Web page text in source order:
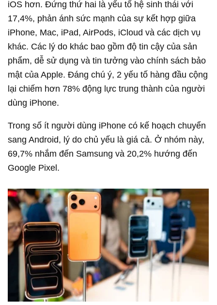
iOS hơn. Đứng thứ hai là yếu tố hệ sinh thái với
17,4%, phản ánh sức mạnh của sự kết hợp giữa
iPhone, Mac, iPad, AirPods, iCloud và các dịch vụ
khác. Các lý do khác bao gồm độ tin cậy của sản
phẩm, dễ sử dụng và tin tưởng vào chính sách bảo
mật của Apple. Đáng chú ý, 2 yếu tố hàng đầu cộng
lại chiếm hơn 78% động lực trung thành của người
dùng iPhone.
Trong số ít người dùng iPhone có kế hoạch chuyển
sang Android, lý do chủ yếu là giá cả. Ở nhóm này,
69,7% nhắm đến Samsung và 20,2% hướng đến
Google Pixel.